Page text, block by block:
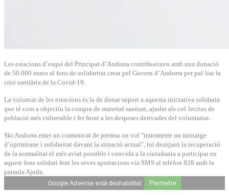
Les estacions d’esquí del Principat d’Andorra contribueixen amb una donació
de 50.000 euros al fons de solidaritat creat pel Govern d’Andorra per pal·liar la
crisi sanitària de la Covid-19.
La voluntat de les estacions és la de donar suport a aquesta iniciativa solidaria
que té com a objectiu la compra de material sanitari, ajudar als col·lectius de
població més vulnerable i fer front a les despeses derivades del voluntariat.
Ski Andorra emet un comunicat de premsa on vol "transmetre un missatge
d’optimisme i solidaritat davant la situació actual", tot desitjant la recuperació
de la normalitat el més aviat possible i convida a la ciutadania a participar en
aquest fons solidari fent les seves aportacions via SMS al telèfon 828 amb la
paraula Ajuda.
Google Adsense està deshabilitat. Permetre